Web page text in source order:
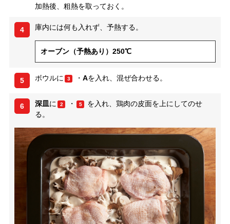
加熱後、粗熱を取っておく。
4 庫内には何も入れず、予熱する。
オーブン（予熱あり）250℃
5 ボウルに 3 ・ Aを入れ、混ぜ合わせる。
6 深皿に 2 ・ 5
を入れ、鶏肉の皮面を上にしてのせ
る。